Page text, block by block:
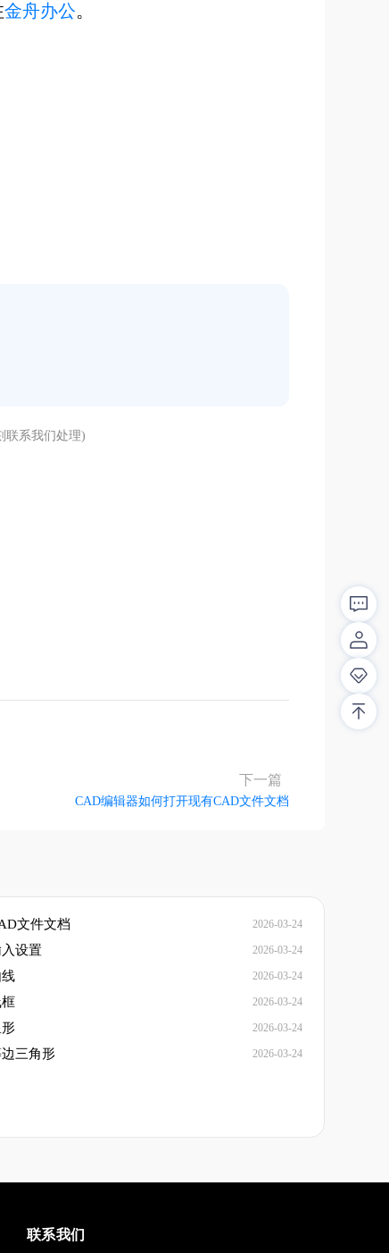
金舟办公。
联系我们处理)
下一篇
CAD编辑器如何打开现有CAD文件文档
文件文档 2026-03-24
设置 2026-03-24
2026-03-24
2026-03-24
2026-03-24
三角形 2026-03-24
联系我们